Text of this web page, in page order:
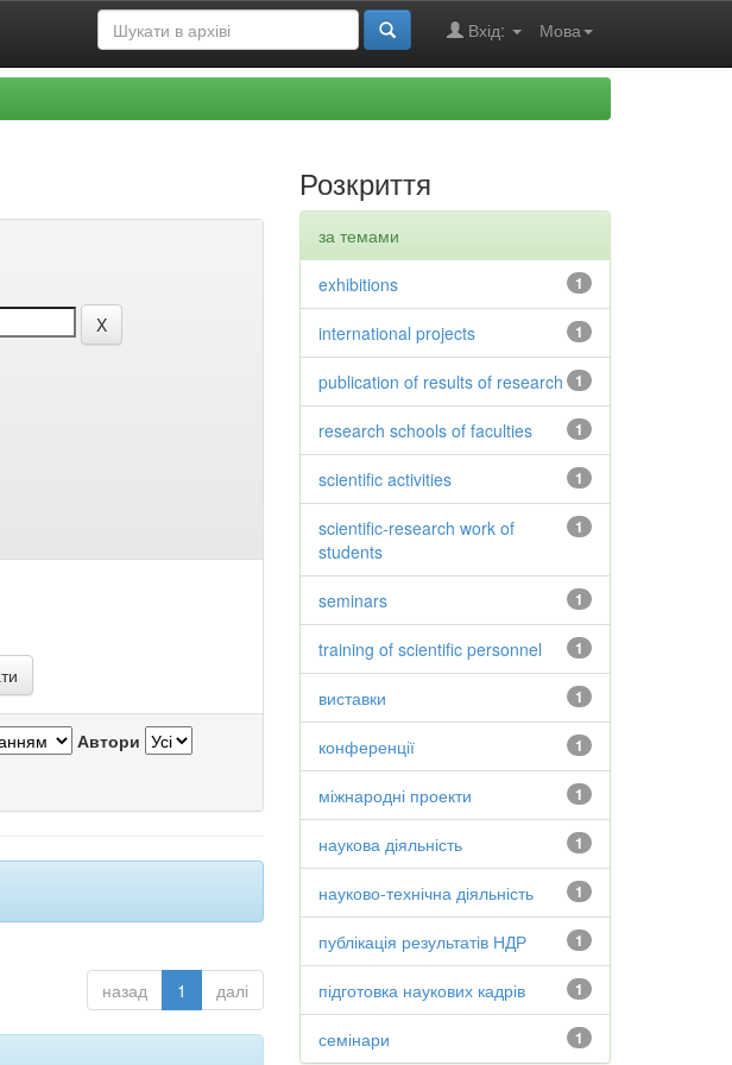
Мова
Вхід:
Автори
назад 1 далі
Розкриття
за темами
1
exhibitions
1
international projects
1
publication of results of research
1
research schools of faculties
1
scientific activities
1
scientific-research work of
students
1
seminars
1
training of scientific personnel
1
виставки
1
конференції
1
міжнародні проекти
1
наукова діяльність
1
науково-технічна діяльність
1
публікація результатів НДР
1
підготовка наукових кадрів
1
семінари